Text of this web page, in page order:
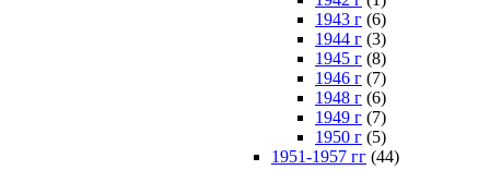
1943 г (6)
1944 г (3)
1945 г (8)
1946 г (7)
1948 г (6)
1949 г (7)
1950 г (5)
1951-1957 гг (44)